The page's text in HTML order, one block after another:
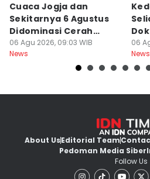
Cuaca Jogja dan
Sekitarnya 6 Agustus
Didominasi Cerah
Berawan
06 Agu 2026, 09:03 WIB
News
06
News
About UsEditorial Team
Pedoman Media Siber
Follow Us